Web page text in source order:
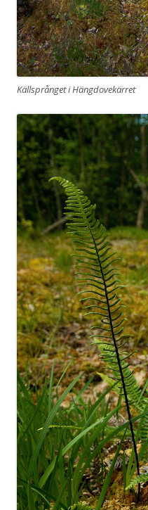
Källsprånget i Hängdovekärret